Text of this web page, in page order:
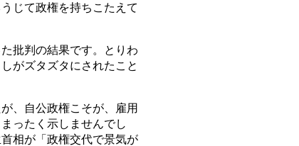
じて政権を持ちこたえて
批判の結果です。とりわ
がズタズタにされたこと
、自公政権こそが、雇用
ったく示しませんでし
相が「政権交代で景気が